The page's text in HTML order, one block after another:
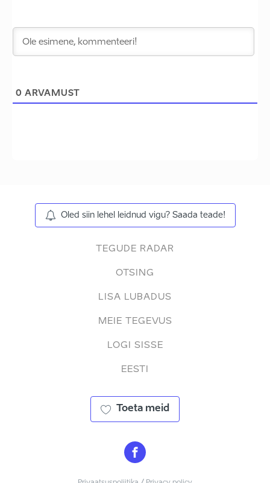
0 ARVAMUST
Oled siin lehel leidnud vigu? Saada teade!
TEGUDE RADAR
OTSING
LISA LUBADUS
MEIE TEGEVUS
LOGI SISSE
EESTI
Toeta meid